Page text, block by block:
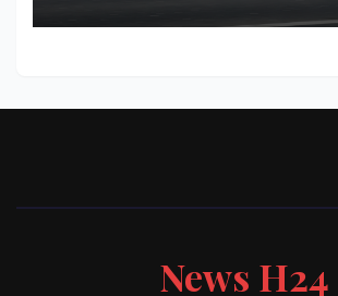
News H24